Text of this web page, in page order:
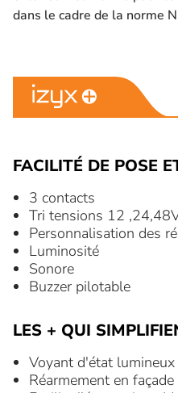
dans le cadre de la norme
FACILITÉ DE POSE
3 contacts
Tri tensions 12
Personnalisation des
Luminosité
Sonore
Buzzer pilotable
LES + QUI
Voyant d'état
Réarmement en façade